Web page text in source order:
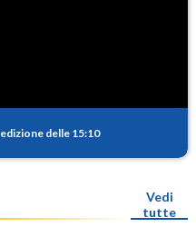
edizione delle 15:10
Vedi
tutte